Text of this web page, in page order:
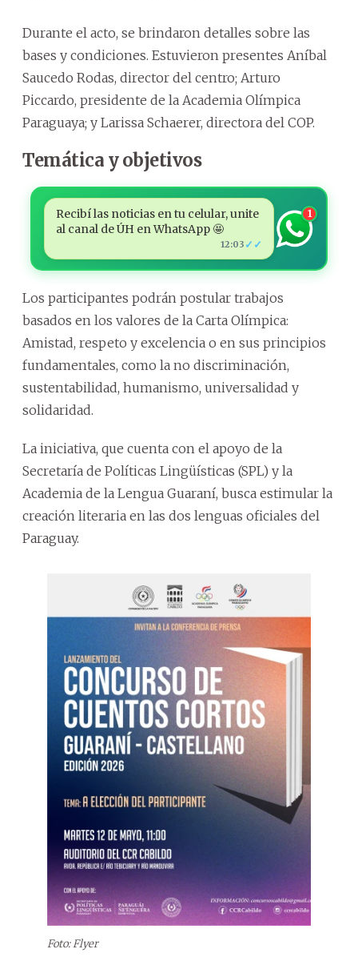
Durante el acto, se brindaron detalles sobre las
bases y condiciones. Estuvieron presentes Aníbal
Saucedo Rodas, director del centro; Arturo
Piccardo, presidente de la Academia Olímpica
Paraguaya; y Larissa Schaerer, directora del COP.
Temática y objetivos
Recibí las noticias en tu celular, unite
al canal de ÚH en WhatsApp 🤩
12:03 ✓✓
1
Los participantes podrán postular trabajos
basados en los valores de la Carta Olímpica:
Amistad, respeto y excelencia o en sus principios
fundamentales, como la no discriminación,
sustentabilidad, humanismo, universalidad y
solidaridad.
La iniciativa, que cuenta con el apoyo de la
Secretaría de Políticas Lingüísticas (SPL) y la
Academia de la Lengua Guaraní, busca estimular la
creación literaria en las dos lenguas oficiales del
Paraguay.
Foto: Flyer